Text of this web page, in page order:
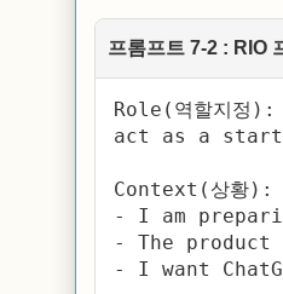
프롬프트 7-2 : RIO
Role(역할지정):
act as a
Context(상황):
- I am
- The product
- I want